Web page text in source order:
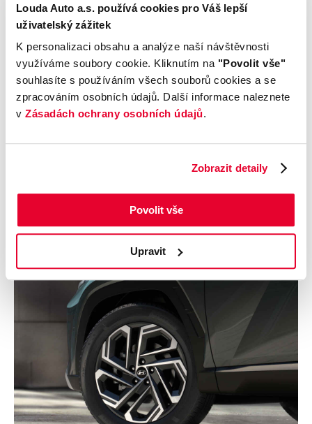
Louda Auto a.s. používá cookies pro Váš lepší
uživatelský zážitek
K personalizaci obsahu a analýze naší návštěvnosti
využíváme soubory cookie. Kliknutím na "Povolit vše"
souhlasíte s používáním všech souborů cookies a se
zpracováním osobních údajů. Další informace naleznete
v Zásadách ochrany osobních údajů.
Zobrazit detaily
Povolit vše
Upravit
displejem.
Vůz je nově vybaven řadou inovací, mezi
které patří head-up displej, kompletní on-
line aktualizace nebo digitální klíč od
vozu, který si můžete nahrát do telefonu.
Nebude chybět ani asistent hlídající boční
abyste na nic nezapomněli. Velkou
změnou prošlo také ovládání ventilace,
s displejem uvnitř.